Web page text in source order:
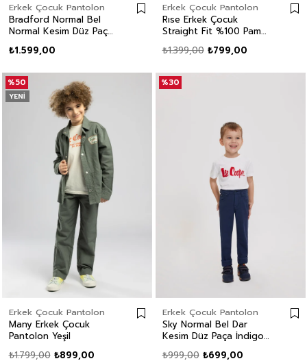
Erkek Çocuk Pantolon
Bradford Normal Bel
Normal Kesim Düz Paça
Çocuk Pantolon
₺1.599,00
Erkek Çocuk Pantolon
Rıse Erkek Çocuk
Straight Fit %100 Pamuk
₺799,00
₺1.399,00
Erkek Çocuk Pantolon
Many Erkek Çocuk
Pantolon Yeşil
₺899,00
₺1.799,00
%50
YENI
Erkek Çocuk Pantolon
Sky Normal Bel Dar
Kesim Düz Paça İndigo
₺699,00
₺999,00
%30